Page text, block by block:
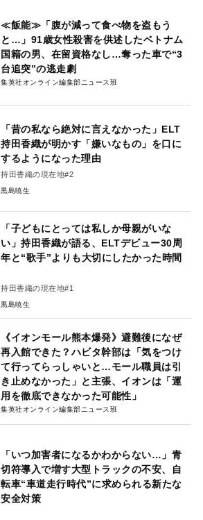
≪飯能≫「腹が減って食べ物を盗もう
と…」91歳女性殺害を供述したベトナム
国籍の男、在留資格なし…奪った車で“3
台追突”の逃走劇
集英社オンライン編集部ニュース班
「昔の私なら絶対に言えなかった」ELT
持田香織が明かす「嫌いなもの」を口に
するようになった理由
持田香織の現在地#2
黒島暁生
「子どもにとっては私しか母親がいな
い」持田香織が語る、ELTデビュー30周
年と“歌手”よりも大切にしたかった時間
持田香織の現在地#1
黒島暁生
《イオンモール熊本爆発》避難後になぜ
再入館できた？ハビタ幹部は「気をつけ
て行ってらっしゃいと…モール職員は引
き止めなかった」と主張、イオンは「運
用を徹底できなかった可能性」
集英社オンライン編集部ニュース班
「いつ加害者になるかわからない…」青
切符導入で増す大型トラックの不安、自
転車“車道走行時代”に求められる新たな
安全対策